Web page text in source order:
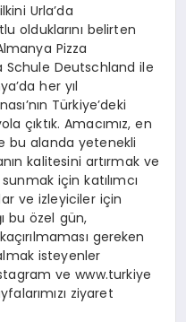
Urla’da
olduklarını belirten
Pizza
Schule Deutschland ile
her yıl
Türkiye’deki
çıktık. Amacımız, en
bu alanda yetenekli
kalitesini artırmak ve
için katılımcı
ve izleyiciler için
bu özel gün,
gereken
isteyenler
ve www.turkiye
ziyaret